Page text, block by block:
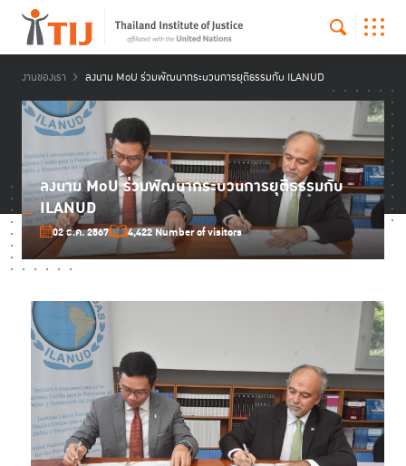
งานของเรา ลงนาม MoU ร่วมพัฒนากระบวนการยุติธรรมกับ ILANUD
ลงนาม MoU ร่วมพัฒนากระบวนการยุติธรรมกับ
ILANUD
02 ธ.ค. 2567 4,422 Number of visitors